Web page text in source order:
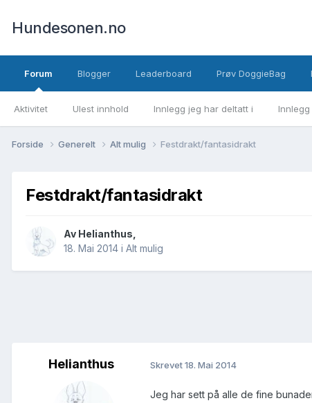
Hundesonen.no
Forum
Aktivitet Ulest innhold Innlegg jeg har deltatt i
Blogger Leaderboard Prøv DoggieBag
Forside Generelt Alt mulig Festdrakt/fantasidrakt
Festdrakt/fantasidrakt
Av Helianthus
18. Mai 2014 i Alt mulig
Helianthus Skrevet18. Mai 2014
Jeg har sett på alle de fine